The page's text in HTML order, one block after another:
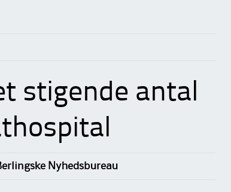
stigende antal
Nyhedsbureau